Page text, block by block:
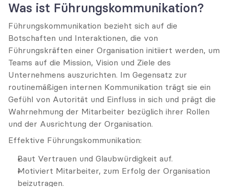
Was ist Führungskommunikation?
Führungskommunikation bezieht sich auf die
Botschaften und Interaktionen, die von
Führungskräften einer Organisation initiiert werden, um
Teams auf die Mission, Vision und Ziele des
Unternehmens auszurichten. Im Gegensatz zur
routinemäßigen internen Kommunikation trägt sie ein
Gefühl von Autorität und Einfluss in sich und prägt die
Wahrnehmung der Mitarbeiter bezüglich ihrer Rollen
und der Ausrichtung der Organisation.
Effektive Führungskommunikation:
Baut Vertrauen und Glaubwürdigkeit auf.
Motiviert Mitarbeiter, zum Erfolg der Organisation
beizutragen.